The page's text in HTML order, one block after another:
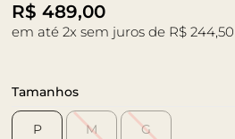
R$ 489,00
em até 2x sem juros de R$ 244,50
Tamanhos
P M G